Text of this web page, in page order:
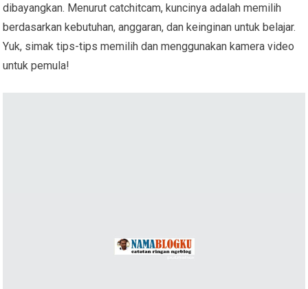
dibayangkan. Menurut catchitcam, kuncinya adalah memilih
berdasarkan kebutuhan, anggaran, dan keinginan untuk belajar.
Yuk, simak tips-tips memilih dan menggunakan kamera video
untuk pemula!